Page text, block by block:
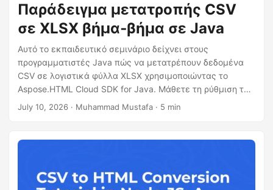
Παράδειγμα μετατροπής CSV
σε XLSX βήμα‑βήμα σε Java
Αυτό το εκπαιδευτικό σεμινάριο δείχνει στους
προγραμματιστές Java πώς να μετατρέπουν δεδομένα
CSV σε λογιστικά φύλλα XLSX χρησιμοποιώντας το
Aspose.HTML Cloud SDK for Java. Μάθετε τη ρύθμιση του
Maven, την ανάγνωση CSV με ροές, τη δημιουργία
July 10, 2026 · Muhammad Mustafa · 5 min